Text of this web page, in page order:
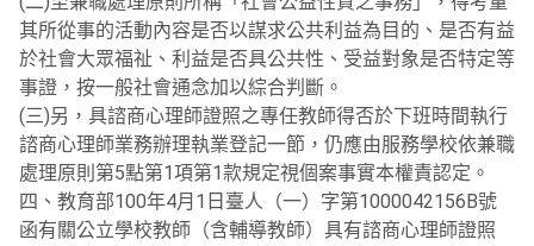
其所從事的活動內容是否以謀求公共利益為目的、是否有益
於社會大眾福祉、利益是否具公共性、受益對象是否特定等
事證，按一般社會通念加以綜合判斷。
(三)另，具諮商心理師證照之專任教師得否於下班時間執行
諮商心理師業務辦理執業登記一節，仍應由服務學校依兼職
處理原則第5點第1項第1款規定視個案事實本權責認定。
四、教育部100年4月1日臺人（一）字第1000042156B號
函有關公立學校教師（含輔導教師）具有諮商心理師證照